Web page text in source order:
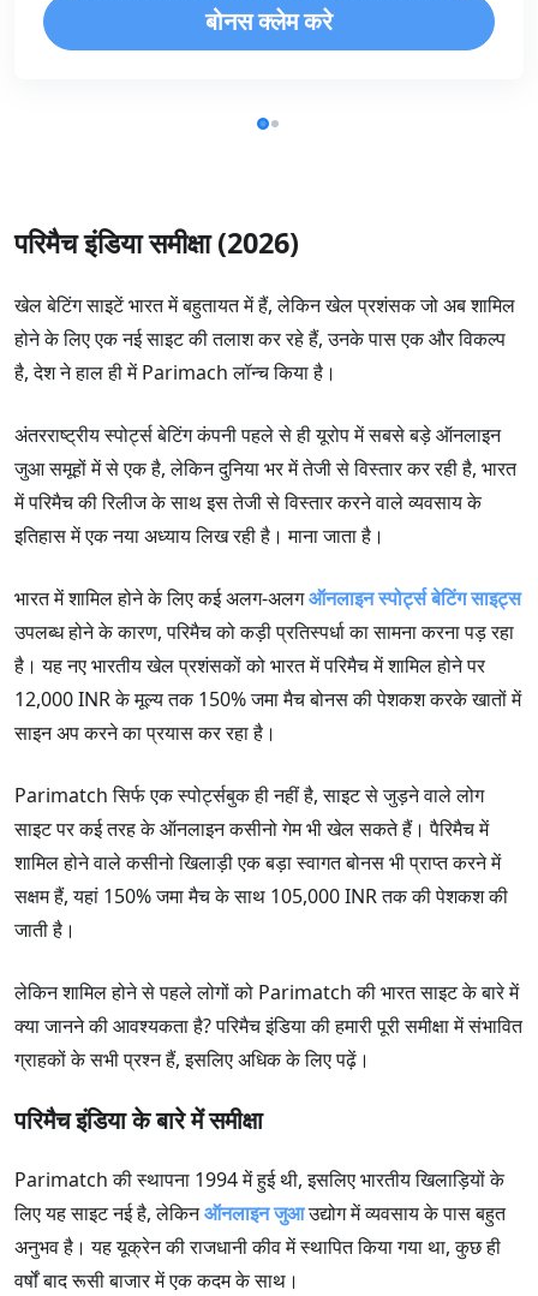
बोनस क्लेम करे
परिमैच इंडिया समीक्षा (2026)
खेल बेटिंग साइटें भारत में बहुतायत में हैं, लेकिन खेल प्रशंसक जो अब शामिल
होने के लिए एक नई साइट की तलाश कर रहे हैं, उनके पास एक और विकल्प
है, देश ने हाल ही में Parimach लॉन्च किया है।
अंतरराष्ट्रीय स्पोर्ट्स बेटिंग कंपनी पहले से ही यूरोप में सबसे बड़े ऑनलाइन
जुआ समूहों में से एक है, लेकिन दुनिया भर में तेजी से विस्तार कर रही है, भारत
में परिमैच की रिलीज के साथ इस तेजी से विस्तार करने वाले व्यवसाय के
इतिहास में एक नया अध्याय लिख रही है। माना जाता है।
भारत में शामिल होने के लिए कई अलग-अलगऑनलाइन स्पोर्ट्स बेटिंग साइट्स
उपलब्ध होने के कारण, परिमैच को कड़ी प्रतिस्पर्धा का सामना करना पड़ रहा
है। यह नए भारतीय खेल प्रशंसकों को भारत में परिमैच में शामिल होने पर
12,000 INR के मूल्य तक 150% जमा मैच बोनस की पेशकश करके खातों में
साइन अप करने का प्रयास कर रहा है।
Parimatch सिर्फ एक स्पोर्ट्सबुक ही नहीं है, साइट से जुड़ने वाले लोग
साइट पर कई तरह के ऑनलाइन कसीनो गेम भी खेल सकते हैं। पैरिमैच में
शामिल होने वाले कसीनो खिलाड़ी एक बड़ा स्वागत बोनस भी प्राप्त करने में
सक्षम हैं, यहां 150% जमा मैच के साथ 105,000 INR तक की पेशकश की
जाती है।
लेकिन शामिल होने से पहले लोगों को Parimatch की भारत साइट के बारे में
क्या जानने की आवश्यकता है? परिमैच इंडिया की हमारी पूरी समीक्षा में संभावित
ग्राहकों के सभी प्रश्न हैं, इसलिए अधिक के लिए पढ़ें।
परिमैच इंडिया के बारे में समीक्षा
Parimatch की स्थापना 1994 में हुई थी, इसलिए भारतीय खिलाड़ियों के
लिए यह साइट नई है, लेकिनऑनलाइन जुआउद्योग में व्यवसाय के पास बहुत
अनुभव है। यह यूक्रेन की राजधानी कीव में स्थापित किया गया था, कुछ ही
वर्षों बाद रूसी बाजार में एक कदम के साथ।